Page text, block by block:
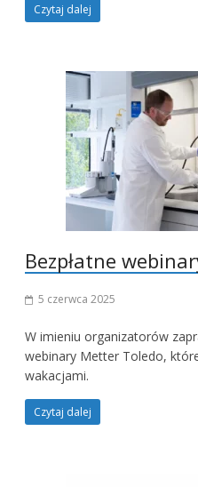
Czytaj dalej
Bezpłatne
5 czerwca 2025
W imieniu organizatorów
webinary Metter Toledo,
wakacjami.
Czytaj dalej